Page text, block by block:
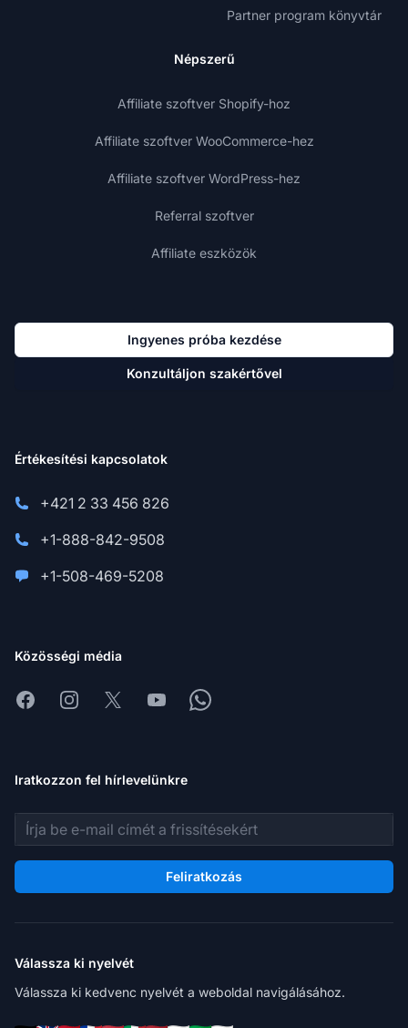
Partner program könyvtár
Népszerű
Affiliate szoftver Shopify-hoz
Affiliate szoftver WooCommerce-hez
Affiliate szoftver WordPress-hez
Referral szoftver
Affiliate eszközök
Ingyenes próba kezdése
Konzultáljon szakértővel
Értékesítési kapcsolatok
+421 2 33 456 826
+1-888-842-9508
+1-508-469-5208
Közösségi média
FacebookInstagram
X YoutubeWhatsapp
Iratkozzon fel hírlevelünkre
E-mail cím
Feliratkozás
Válassza ki nyelvét
Válassza ki kedvenc nyelvét a weboldal navigálásához.